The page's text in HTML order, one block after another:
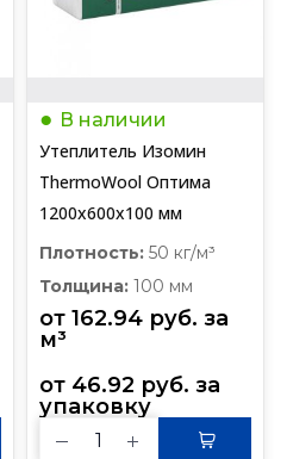
В наличии
Утеплитель Изомин
ThermoWool Оптима
1200х600х100 мм
Плотность: 50 кг/м³
Толщина: 100 мм
от 162.94 руб.
м³
от 46.92 руб.
упаковку